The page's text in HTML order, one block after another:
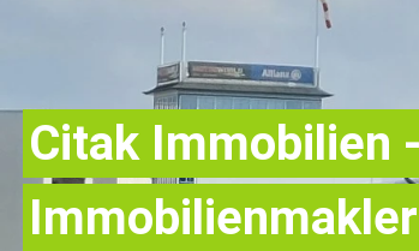
Citak Immobilien